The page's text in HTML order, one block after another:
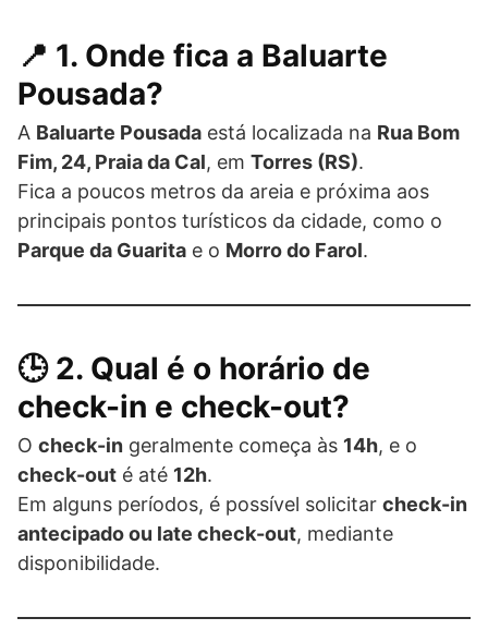
📍 1. Onde fica a Baluarte
Pousada?
A Baluarte Pousada está localizada na Rua Bom
Fim, 24, Praia da Cal, em Torres (RS).
Fica a poucos metros da areia e próxima aos
principais pontos turísticos da cidade, como o
Parque da Guarita e o Morro do Farol.
🕒 2. Qual é o horário de
check-in e check-out?
O check-in geralmente começa às 14h, e o
check-out é até 12h.
Em alguns períodos, é possível solicitar check-in
antecipado ou late check-out, mediante
disponibilidade.